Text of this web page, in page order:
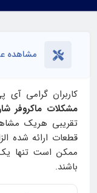
مشاهده
کاربران گرامی آی‌
مشکلات ماکروفر
تقریبی هریک
قطعات ارائه شده
ممکن است تنها
باشند.